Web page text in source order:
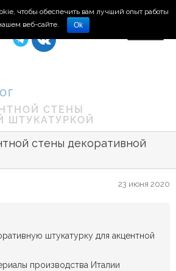
8 (495) 150-66-77
СТЕНЫ
ШТУКАТУРКОЙ
стены декоративной
23 июня 2020
штукатурку для акцентной
производства Италии
чтобы обеспечить вам лучший опыт работы
веб-сайте.
Ok